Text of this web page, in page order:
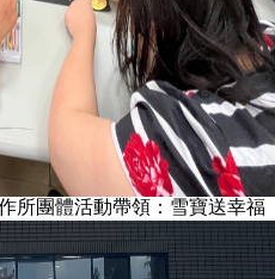
所團體活動帶領：雪寶送幸福